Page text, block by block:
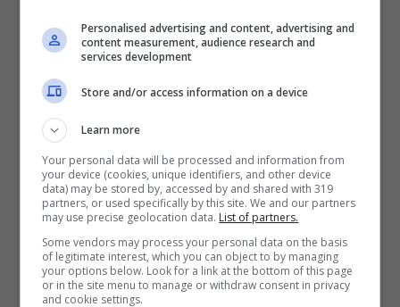
Personalised advertising and content, advertising and
content measurement, audience research and
services development
Store and/or access information on a device
Learn more
Your personal data will be processed and information from
your device (cookies, unique identifiers, and other device
data) may be stored by, accessed by and shared with 319
partners, or used specifically by this site. We and our partners
may use precise geolocation data. List of partners.
Some vendors may process your personal data on the basis
of legitimate interest, which you can object to by managing
your options below. Look for a link at the bottom of this page
or in the site menu to manage or withdraw consent in privacy
and cookie settings.